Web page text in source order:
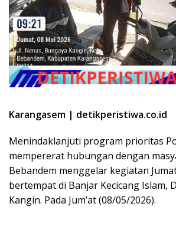
Karangasem | detikperistiwa.co.id
​Menindaklanjuti program prioritas
mempererat hubungan dengan
Bebandem menggelar kegiatan
bertempat di Banjar Kecicang Islam,
Kangin. Pada Jum’at (08/05/2026).